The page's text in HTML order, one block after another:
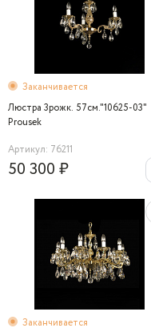
Заканчивается
Люстра 3рожк. 57см."10625-03"
Prousek
Артикул: 76211
50 300 ₽
Заканчивается